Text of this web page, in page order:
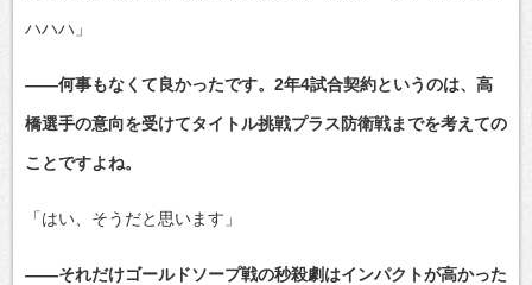
ハハハ」
――何事もなくて良かったです。2年4試合契約というのは、高
橋選手の意向を受けてタイトル挑戦プラス防衛戦までを考えての
ことですよね。
「はい、そうだと思います」
――それだけゴールドソープ戦の秒殺劇はインパクトが高かった